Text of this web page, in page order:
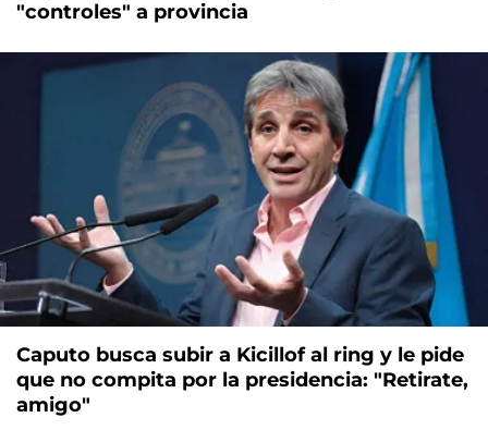
"controles" a provincia
Caputo busca subir a Kicillof al ring y le pide
que no compita por la presidencia: "Retirate,
amigo"